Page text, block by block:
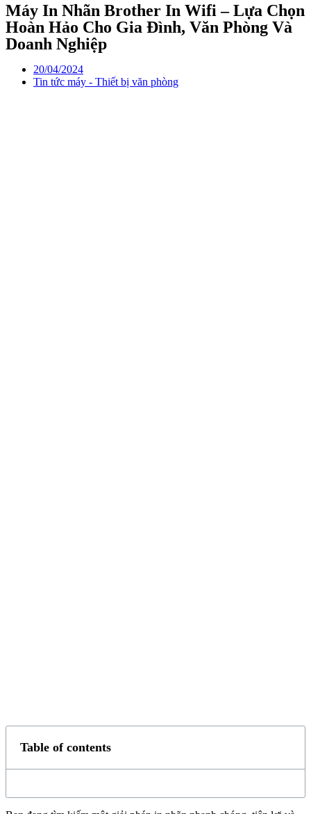
Máy In Nhãn Brother In Wifi – Lựa Chọn
Hoàn Hảo Cho Gia Đình, Văn Phòng Và
Doanh Nghiệp
20/04/2024
Tin tức máy - Thiết bị văn phòng
Table of contents